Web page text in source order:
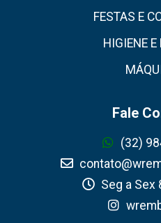
FESTAS E
HIGIENE
Fale
(32)
Seg a Sex